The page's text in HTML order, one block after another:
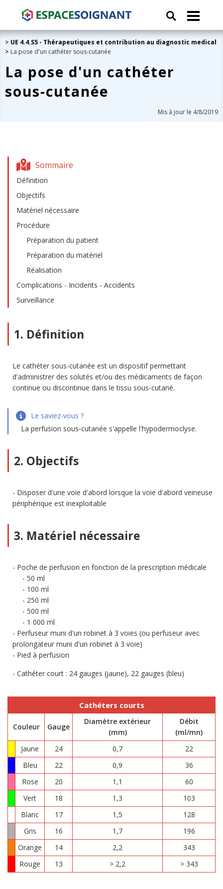
> UE 4.4.S5 - Thérapeutiques et contribution au diagnostic medical
> La pose d'un cathéter sous-cutanée
La pose d'un cathéter
sous-cutanée
Mis à jour le 4/8/2019
Sommaire
Définition
Objectifs
Matériel nécessaire
Procédure
Préparation du patient
Préparation du matériel
Réalisation
Complications - Incidents - Accidents
Surveillance
1. Définition
Le cathéter sous-cutanée est un dispositif permettant
d'administrer des solutés et/ou des médicaments de façon
continue ou discontinue dans le tissu sous-cutané.
Le saviez-vous ?
La perfusion sous-cutanée s'appelle l'hypodermoclyse.
2. Objectifs
Disposer d'une voie d'abord lorsque la voie d'abord veineuse
périphérique est inexploitable
3. Matériel nécessaire
Poche de perfusion en fonction de la prescription médicale
50 ml
100 ml
250 ml
500 ml
1 000 ml
Perfuseur muni d'un robinet à 3 voies (ou perfuseur avec
prolongateur muni d'un robinet à 3 voie)
Pied à perfusion
Cathéter court : 24 gauges (jaune), 22 gauges (bleu)
Cathéters courts
Couleur Gauge
Diamètre extérieur
(mm)
Débit
(ml/mn)
Jaune
24 0,7
22
Bleu
22 0,9
36
Rose
20 1,1
60
Vert
18 1,3
103
Blanc
17 1,5
128
Gris
16 1,7
196
Orange
14 2,2
343
Rouge
13 > 2,2 > 343